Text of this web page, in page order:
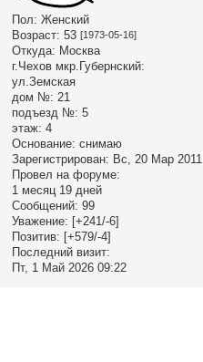
Пол: Женский
Возраст: 53 [1973-05-16]
Откуда: Москва
г.Чехов мкр.Губернский:
ул.Земская
дом №: 21
подъезд №: 5
этаж: 4
Основание: снимаю
Зарегистрирован: Вс, 20 Мар 2011
Провел на форуме:
1 месяц 19 дней
Сообщений: 99
Уважение: [+241/-6]
Позитив: [+579/-4]
Последний визит:
Пт, 1 Май 2026 09:22